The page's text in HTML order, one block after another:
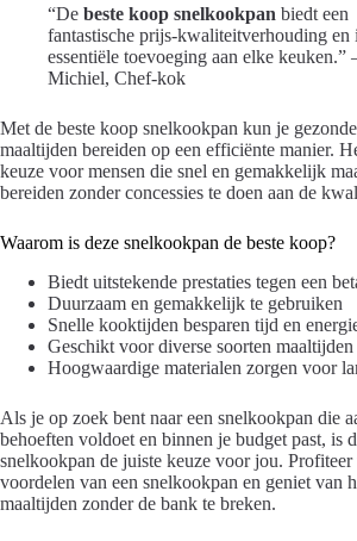
“De beste koop snelkookpan biedt een
fantastische prijs-kwaliteitverhouding en
essentiële toevoeging aan elke keuken.”
Michiel, Chef-kok
Met de beste koop snelkookpan kun je
maaltijden bereiden op een efficiënte manier.
keuze voor mensen die snel en gemakkelijk
bereiden zonder concessies te doen aan de
Waarom is deze snelkookpan de beste koop?
Biedt uitstekende prestaties tegen een
Duurzaam en gemakkelijk te gebruiken
Snelle kooktijden besparen tijd en
Geschikt voor diverse soorten maaltijden
Hoogwaardige materialen zorgen voor
Als je op zoek bent naar een snelkookpan die
behoeften voldoet en binnen je budget past, is
snelkookpan de juiste keuze voor jou. Profiteer
voordelen van een snelkookpan en geniet van
maaltijden zonder de bank te breken.